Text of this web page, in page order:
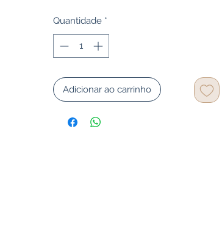
Quantidade *
Adicionar ao carrinho